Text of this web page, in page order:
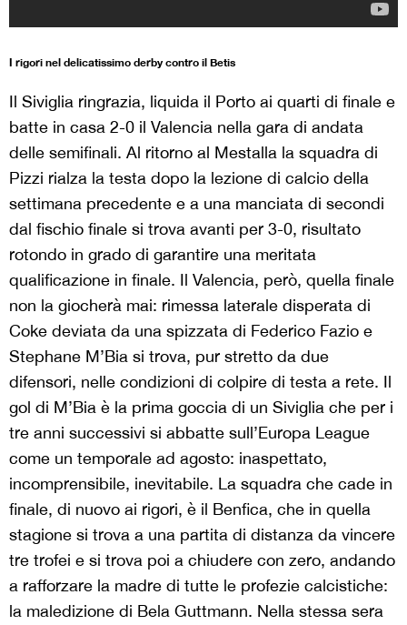
I rigori nel delicatissimo derby contro il Betis
Il Siviglia ringrazia, liquida il Porto ai quarti di finale e
batte in casa 2-0 il Valencia nella gara di andata
delle semifinali. Al ritorno al Mestalla la squadra di
Pizzi rialza la testa dopo la lezione di calcio della
settimana precedente e a una manciata di secondi
dal fischio finale si trova avanti per 3-0, risultato
rotondo in grado di garantire una meritata
qualificazione in finale. Il Valencia, però, quella finale
non la giocherà mai: rimessa laterale disperata di
Coke deviata da una spizzata di Federico Fazio e
Stephane M’Bia si trova, pur stretto da due
difensori, nelle condizioni di colpire di testa a rete. Il
gol di M’Bia è la prima goccia di un Siviglia che per i
tre anni successivi si abbatte sull’Europa League
come un temporale ad agosto: inaspettato,
incomprensibile, inevitabile. La squadra che cade in
finale, di nuovo ai rigori, è il Benfica, che in quella
stagione si trova a una partita di distanza da vincere
tre trofei e si trova poi a chiudere con zero, andando
a rafforzare la madre di tutte le profezie calcistiche:
la maledizione di Bela Guttmann. Nella stessa sera